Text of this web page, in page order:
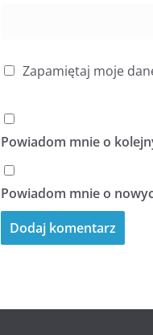
Zapamiętaj moje
Powiadom mnie o
Powiadom mnie o